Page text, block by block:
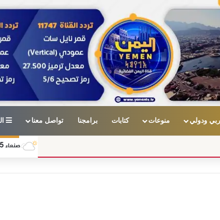
ودولي منوعات كتابات برامجنا تواصل معنا
صنعاء
الثقة بالدولة ووحدة الصف .. مفتاح النصر وطريق